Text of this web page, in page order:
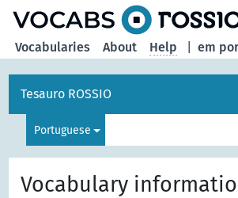
em
Vocabularies About Help
Tesauro ROSSIO
Portuguese
Vocabulary